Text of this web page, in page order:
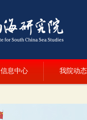
信息中心 我院动态